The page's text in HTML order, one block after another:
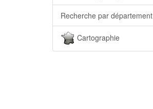
Recherche par département
Cartographie